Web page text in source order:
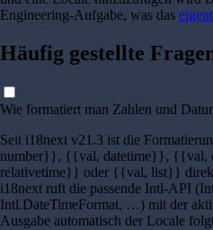
Engineering-Aufgabe, was das
Häufig gestellte
Wie formatiert man Zahlen und
Seit i18next v21.3 ist die
number}}, {{val, datetime}}, {{val,
relativetime}} oder {{val, list}}
i18next ruft die passende Intl-API
Intl.DateTimeFormat, …) mit der
Ausgabe automatisch der Locale